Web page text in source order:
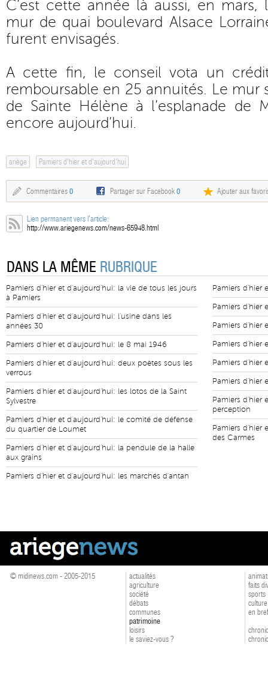
C’est cette année là aussi, en mars,
mur de quai boulevard Alsace
furent envisagés.
A cette fin, le conseil vota un
remboursable en 25 annuités. Le mur
de Sainte Hélène à l’esplanade de
encore aujourd’hui.
ariège Pamiers d'hier et d'aujourd'hui
Commentaires 0 Partager sur Facebook0 Ajouter aux
Lien permanent vers l'article:
http://www.ariegenews.com/news-65948.html
DANS LA MÊME RUBRIQUE
Pamiers d'hier et d'aujourd'hui: la vie de tous les jours
à Pamiers
Pamiers d'hier et d'aujourd'hui: l'usine dans les
années 30
Pamiers d'hier et d'aujourd'hui: le 8 mai 1946
Pamiers d'hier et d'aujourd'hui: deux poètes sous les
verrous
Pamiers d'hier et d'aujourd'hui: les lotos de la Saint
Sylvestre
Pamiers d'hier et d'aujourd'hui: le comité de défense
du quartier de Loumet
Pamiers d'hier et d'aujourd'hui: la pendule de la halle
aux grains
Pamiers d'hier et d'aujourd'hui: les marchés d'antan
Pamiers d'hier
Pamiers d'hier
Pamiers d'hier
Pamiers d'hier
Pamiers d'hier
Pamiers d'hier
Pamiers d'hier
perception
Pamiers d'hier
des Carmes
© midinews.com - 2005-2015
actualités
agriculture
société
débats
communes
patrimoine
loisirs
le saviez-vous ?
faits
sports
culture
en bref